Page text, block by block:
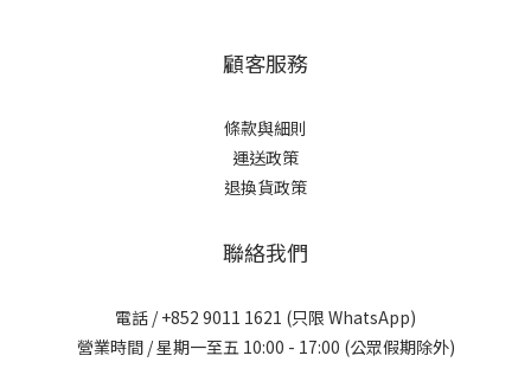
顧客服務
條款與細則
運送政策
退換貨政策
聯絡我們
電話 / +852 9011 1621 (只限 WhatsApp)
營業時間 / 星期一至五 10:00 - 17:00 (公眾假期除外)